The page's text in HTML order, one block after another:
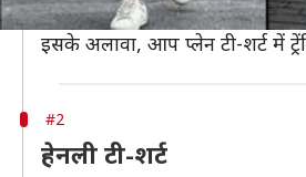
हम सभी लड़कों को अपनी
इसके अलावा, आप प्लेन टी-शर्ट में
#2
हेनली टी-शर्ट